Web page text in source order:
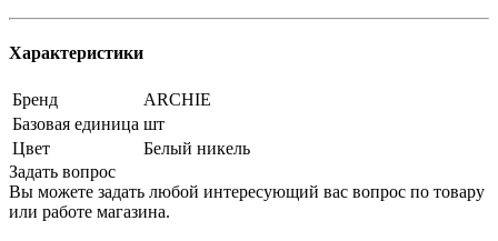
Характеристики
Бренд
ARCHIE
Базовая единица шт
Цвет
Белый никель
Задать вопрос
Вы можете задать любой интересующий вас вопрос по товару
или работе магазина.